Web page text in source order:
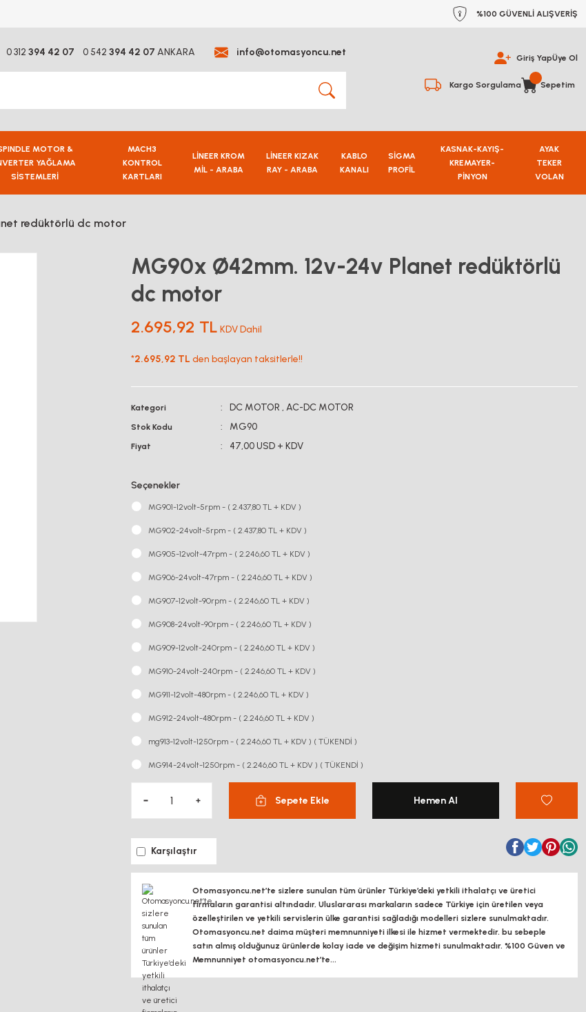
%100 GÜVENLİ ALIŞVERİŞ
0 312 394 42 07 0 542 394 42 07 ANKARA info@otomasyoncu.net Giriş YapÜye Ol
Kargo Sorgulama Sepetim
MOTOR &
YAĞLAMA
SİSTEMLERİ
MACH3
KONTROL
KARTLARI
LİNEER KROM
MİL - ARABA
LİNEER KIZAK
RAY - ARABA
KABLO
KANALI
SİGMA
PROFİL
KASNAK-KAYIŞ-
KREMAYER-
PİNYON
AYAK
TEKER
VOLAN
redüktörlü dc motor
MG90x Ø42mm. 12v-24v Planet redüktörlü
dc motor
2.695,92 TL KDV Dahil
*2.695,92 TL den başlayan taksitlerle!!
Kategori DC MOTOR , AC-DC MOTOR
Stok Kodu MG90
Fiyat 47,00 USD + KDV
Seçenekler
MG901-12volt-5rpm - ( 2.437,80 TL + KDV )
MG902-24volt-5rpm - ( 2.437,80 TL + KDV )
MG905-12volt-47rpm - ( 2.246,60 TL + KDV )
MG906-24volt-47rpm - ( 2.246,60 TL + KDV )
MG907-12volt-90rpm - ( 2.246,60 TL + KDV )
MG908-24volt-90rpm - ( 2.246,60 TL + KDV )
MG909-12volt-240rpm - ( 2.246,60 TL + KDV )
MG910-24volt-240rpm - ( 2.246,60 TL + KDV )
MG911-12volt-480rpm - ( 2.246,60 TL + KDV )
MG912-24volt-480rpm - ( 2.246,60 TL + KDV )
mg913-12volt-1250rpm - ( 2.246,60 TL + KDV ) ( TÜKENDİ )
MG914-24volt-1250rpm - ( 2.246,60 TL + KDV ) ( TÜKENDİ )
Sepete Ekle Hemen Al
Karşılaştır
Otomasyoncu.net’te sizlere sunulan tüm ürünler Türkiye’deki yetkili ithalatçı ve üretici
firmaların garantisi altındadır, Uluslararası markaların sadece Türkiye için üretilen veya
özelleştirilen ve yetkili servislerin ülke garantisi sağladığı modelleri sizlere sunulmaktadır.
Otomasyoncu.net daima müşteri memnunniyeti ilkesi ile hizmet vermektedir. bu sebeple
satın almış olduğunuz ürünlerde kolay iade ve değişim hizmeti sunulmaktadır. %100 Güven ve
Memnunniyet otomasyoncu.net’te...